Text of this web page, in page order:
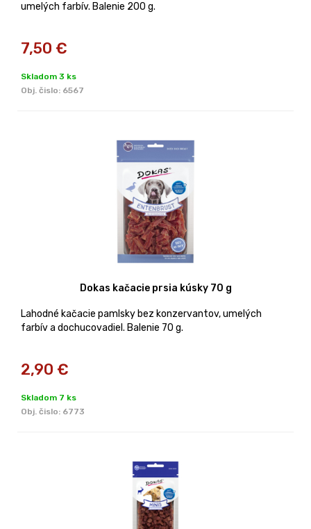
umelých farbív. Balenie 200 g.
7,50 €
Skladom 3 ks
Obj. čislo: 6567
Dokas kačacie prsia kúsky 70 g
Lahodné kačacie pamlsky bez konzervantov, umelých
farbív a dochucovadiel. Balenie 70 g.
2,90 €
Skladom 7 ks
Obj. čislo: 6773